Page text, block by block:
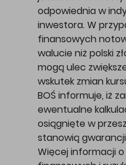
odpowiednia w
inwestora. W
finansowych
walucie niż polski
mogą ulec
wskutek zmian
BOŚ informuje, iż
ewentualne
osiągnięte w
stanowią
Więcej informacji